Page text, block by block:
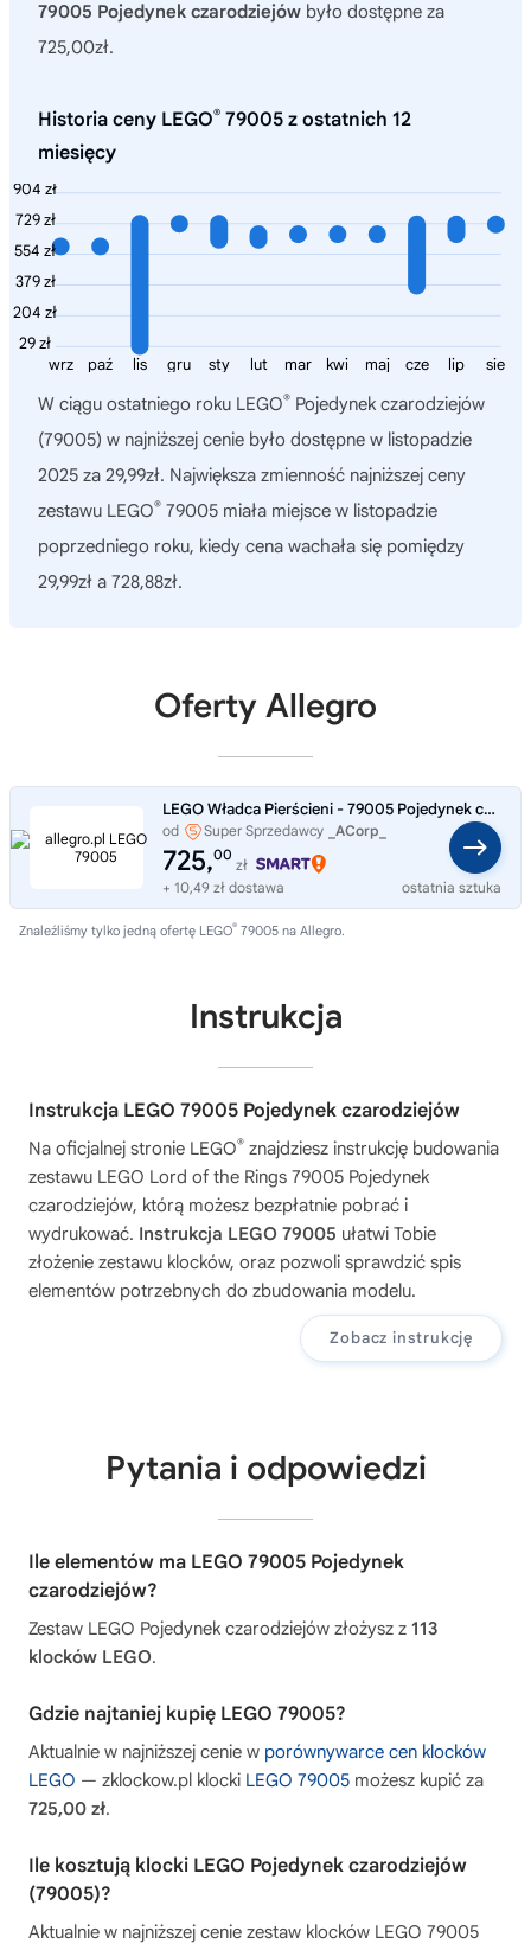
79005 Pojedynek czarodziejów było dostępne za
725,00zł.
Historia ceny LEGO® 79005 z ostatnich 12
miesięcy
904 zł
729 zł
554 zł
379 zł
204 zł
29 zł
sie
lip
cze
maj
kwi
mar
lut
sty
gru
lis
paź
wrz
W ciągu ostatniego roku LEGO® Pojedynek czarodziejów
(79005) w najniższej cenie było dostępne w listopadzie
2025 za 29,99zł. Największa zmienność najniższej ceny
zestawu LEGO® 79005 miała miejsce w listopadzie
poprzedniego roku, kiedy cena wachała się pomiędzy
29,99zł a 728,88zł.
Oferty Allegro
LEGO Władca Pierścieni - 79005 Pojedynek czarodziejów - Nowe
od Super Sprzedawcy _ACorp_
725,00
zł
+ 10,49 zł dostawa
ostatnia sztuka
Znaleźliśmy tylko jedną ofertę LEGO® 79005 na Allegro.
Instrukcja
Instrukcja LEGO 79005 Pojedynek czarodziejów
Na oficjalnej stronie LEGO® znajdziesz instrukcję budowania
zestawu LEGO Lord of the Rings 79005 Pojedynek
czarodziejów, którą możesz bezpłatnie pobrać i
wydrukować. Instrukcja LEGO 79005 ułatwi Tobie
złożenie zestawu klocków, oraz pozwoli sprawdzić spis
elementów potrzebnych do zbudowania modelu.
Zobacz instrukcję
Pytania i odpowiedzi
Ile elementów ma LEGO 79005 Pojedynek
czarodziejów?
Zestaw LEGO Pojedynek czarodziejów złożysz z 113
klocków LEGO.
Gdzie najtaniej kupię LEGO 79005?
Aktualnie w najniższej cenie w porównywarce cen klocków
LEGO — zklockow.pl klocki LEGO 79005 możesz kupić za
725,00 zł.
Ile kosztują klocki LEGO Pojedynek czarodziejów
(79005)?
Aktualnie w najniższej cenie zestaw klocków LEGO 79005